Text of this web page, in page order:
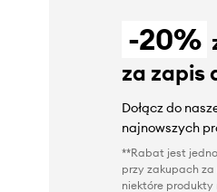
-20%
za zapis
Dołącz do
najnowszych
**Rabat jest
przy zakupach za
niektóre produkty